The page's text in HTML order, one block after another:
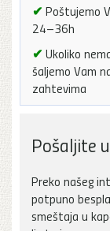
✔ Poštujemo
24–36h
✔ Ukoliko
šaljemo Vam
zahtevima
Pošaljite
Preko našeg
potpuno
smeštaja u